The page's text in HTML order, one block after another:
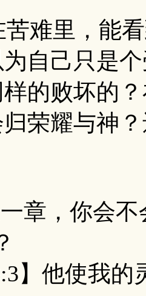
里，能看
自己只是
的败坏的
荣耀与神
，你会不
他使我的